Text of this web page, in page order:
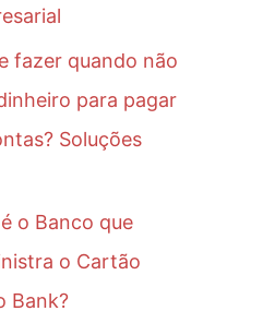
fazer quando não
para pagar
Soluções
o Banco que
o Cartão
Bank?